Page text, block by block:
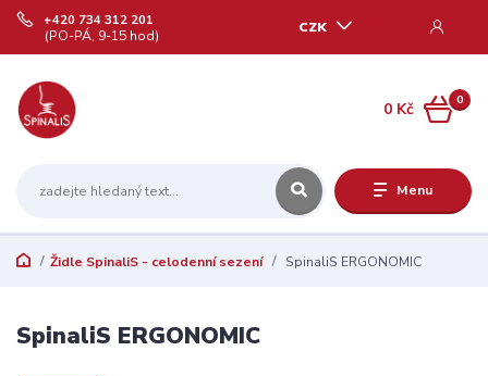
Menu
CZK
+420 734 312 201
(PO-PÁ, 9-15 hod)
0
0 Kč
Židle SpinaliS - celodenní sezení SpinaliS ERGONOMIC
SpinaliS ERGONOMIC